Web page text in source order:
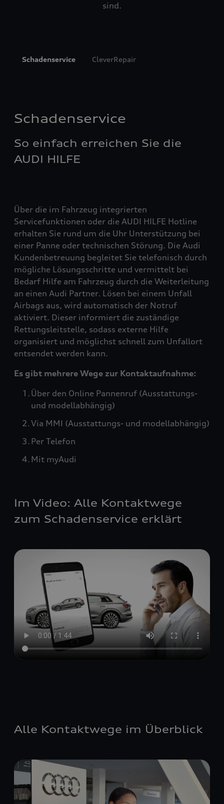
sind.
Schadenservice CleverRepair
Schadenservice
So einfach erreichen Sie die
AUDI HILFE
Über die im Fahrzeug integrierten
Servicefunktionen oder die AUDI HILFE Hotline
erhalten Sie rund um die Uhr Unterstützung bei
einer Panne oder technischen Störung. Die Audi
Kundenbetreuung begleitet Sie telefonisch durch
mögliche Lösungsschritte und vermittelt bei
Bedarf Hilfe am Fahrzeug durch die Weiterleitung
an einen Audi Partner. Lösen bei einem Unfall
Airbags aus, wird automatisch der Notruf
aktiviert. Dieser informiert die zuständige
Rettungsleitstelle, sodass externe Hilfe
organisiert und möglichst schnell zum Unfallort
entsendet werden kann.
Es gibt mehrere Wege zur Kontaktaufnahme:
Über den Online Pannenruf (Ausstattungs-
und modellabhängig)
Via MMI (Ausstattungs- und modellabhängig)
Per Telefon
Mit myAudi
Im Video: Alle Kontaktwege
zum Schadenservice erklärt
Alle Kontaktwege im Überblick